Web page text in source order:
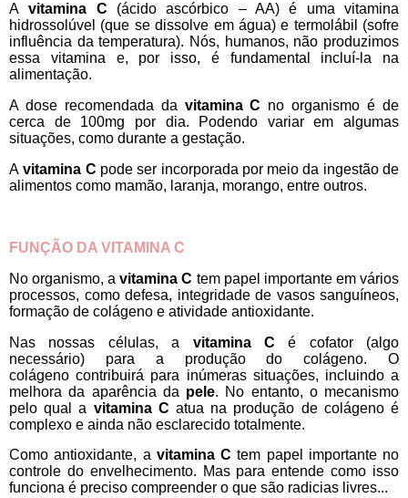
Avitamina C (ácido ascórbico – AA) é uma vitamina
hidrossolúvel (que se dissolve em água) e termolábil (sofre
influência da temperatura). Nós, humanos, não produzimos
essa vitamina e, por isso, é fundamental incluí-la na
alimentação.
A dose recomendada da vitamina C no organismo é de
cerca de 100mg por dia. Podendo variar em algumas
situações, como durante a gestação.
Avitamina C pode ser incorporada por meio da ingestão de
alimentos como mamão, laranja, morango, entre outros.
FUNÇÃO DA VITAMINA C
No organismo, avitamina C tem papel importante em vários
processos, como defesa, integridade de vasos sanguíneos,
formação de colágeno e atividade antioxidante.
Nas nossas células,a vitamina C é cofator (algo
necessário) para a produção do colágeno. O
colágenocontribuirá para inúmeras situações, incluindo a
melhora da aparência da pele. No entanto, omecanismo
pelo quala vitamina C atua na produção de colágeno é
complexo e ainda não esclarecido totalmente.
Como antioxidante, a vitamina C tem papel importante no
controle do envelhecimento. Mas para entende como isso
funciona é preciso compreender o que são radicias livres...